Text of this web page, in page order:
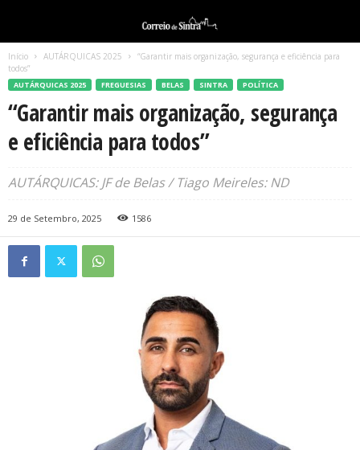
Início AUTÁRQUICAS 2025
“Garantir mais organização, segurança e eficiência para
todos”
AUTÁRQUICAS 2025 FREGUESIAS BELAS SINTRA POLÍTICA
“Garantir mais organização, segurança
e eficiência para todos”
AUTÁRQUICAS: JF de Belas / Tiago Meireles: ND
29 de Setembro, 2025 1586